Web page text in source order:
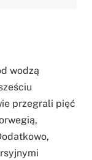
wodzą
przegrali pięć